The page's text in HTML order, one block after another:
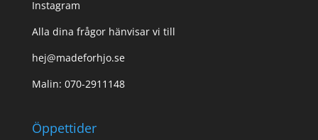
Instagram
Alla dina frågor hänvisar vi till
hej@madeforhjo.se
Malin: 070-2911148
Öppettider